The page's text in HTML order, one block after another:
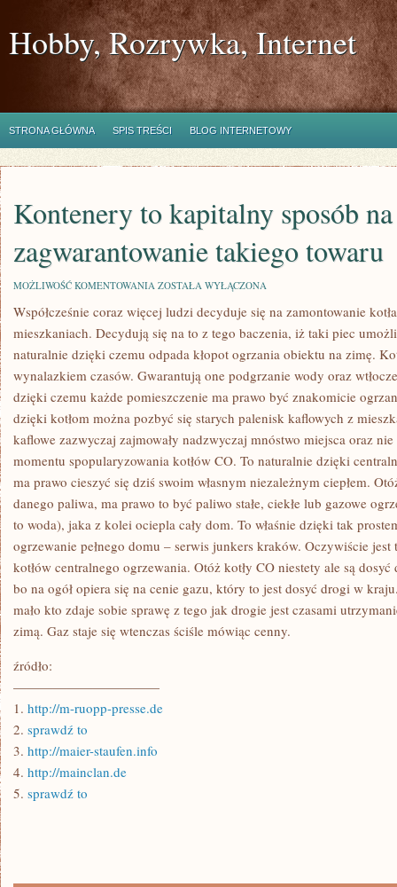
Hobby, Rozrywka, Internet
STRONA GŁÓWNA SPIS TREŚCI BLOG INTERNETOWY
Kontenery to kapitalny sposób na
zagwarantowanie takiego towaru
MOŻLIWOŚĆ KOMENTOWANIA KONTENERY
KAPITALNY
SPOSÓB
NA
ZAGWARANTOWANIE
TAKIEGO
TOWARU
ZOSTAŁA WYŁĄCZONA
Współcześnie coraz więcej ludzi decyduje się na zamontowanie
mieszkaniach. Decydują się na to z tego baczenia, iż taki piec
naturalnie dzięki czemu odpada kłopot ogrzania obiektu na zimę.
wynalazkiem czasów. Gwarantują one podgrzanie wody oraz
dzięki czemu każde pomieszczenie ma prawo być znakomicie
dzięki kotłom można pozbyć się starych palenisk kaflowych z
kaflowe zazwyczaj zajmowały nadzwyczaj mnóstwo miejsca oraz
momentu spopularyzowania kotłów CO. To naturalnie dzięki
ma prawo cieszyć się dziś swoim własnym niezależnym ciepłem.
danego paliwa, ma prawo to być paliwo stałe, ciekłe lub gazowe
to woda), jaka z kolei ociepla cały dom. To właśnie dzięki tak
ogrzewanie pełnego domu – serwis junkers kraków. Oczywiście jest
kotłów centralnego ogrzewania. Otóż kotły CO niestety ale są
bo na ogół opiera się na cenie gazu, który to jest dosyć drogi w
mało kto zdaje sobie sprawę z tego jak drogie jest czasami
zimą. Gaz staje się wtenczas ściśle mówiąc cenny.
źródło:
———————————
1. http://m-ruopp-presse.de
2. sprawdź to
3. http://maier-staufen.info
4. http://mainclan.de
5. sprawdź to